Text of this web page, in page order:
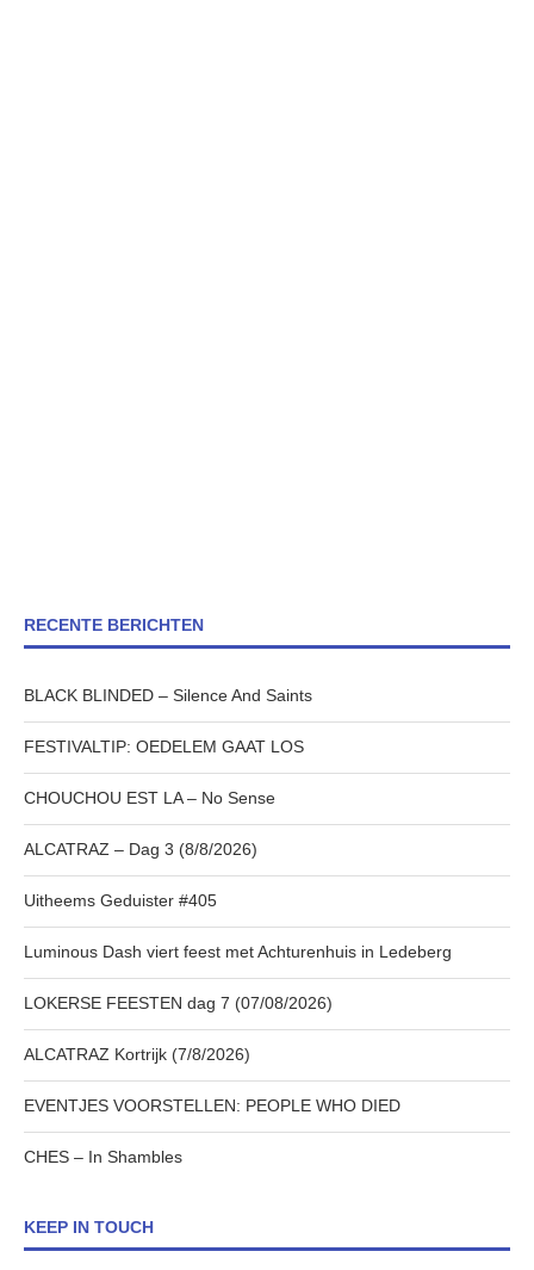
RECENTE BERICHTEN
BLACK BLINDED – Silence And Saints
FESTIVALTIP: OEDELEM GAAT LOS
CHOUCHOU EST LA – No Sense
ALCATRAZ – Dag 3 (8/8/2026)
Uitheems Geduister #405
Luminous Dash viert feest met Achturenhuis in Ledeberg
LOKERSE FEESTEN dag 7 (07/08/2026)
ALCATRAZ Kortrijk (7/8/2026)
EVENTJES VOORSTELLEN: PEOPLE WHO DIED
CHES – In Shambles
KEEP IN TOUCH